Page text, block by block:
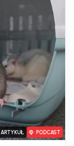
ARTYKUŁ PODCAST